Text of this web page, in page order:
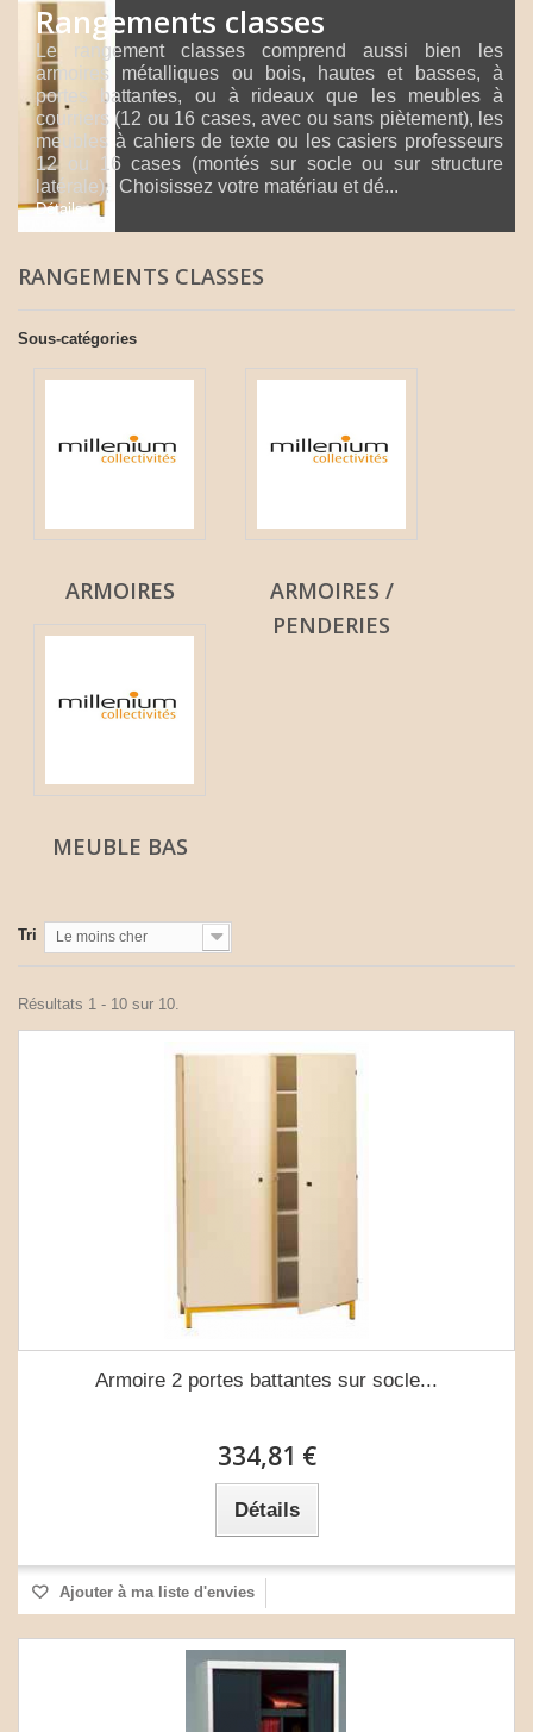
Rangements classes
Le rangement classes comprend aussi bien les
armoires métalliques ou bois, hautes et basses, à
portes battantes, ou à rideaux que les meubles à
courriers (12 ou 16 cases, avec ou sans piètement), les
meubles à cahiers de texte ou les casiers professeurs
12 ou 16 cases (montés sur socle ou sur structure
latérale). Choisissez votre matériau et dé...
Détails
RANGEMENTS CLASSES
Sous-catégories
ARMOIRES
ARMOIRES /
PENDERIES
MEUBLE BAS
Tri Le moins cher
Résultats 1 - 10 sur 10.
Armoire 2 portes battantes sur socle...
334,81 €
Détails
Ajouter à ma liste d'envies